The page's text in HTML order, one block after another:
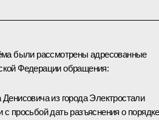
были рассмотрены адресованные
Федерации обращения:
из города Электростали
с просьбой дать разъяснения о порядке